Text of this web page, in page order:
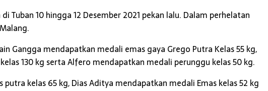
10 hingga 12 Desember 2021 pekan lalu. Dalam perhelatan
Gangga mendapatkan medali emas gaya Grego Putra Kelas 55 kg,
130 kg serta Alfero mendapatkan medali perunggu kelas 50 kg.
kelas 65 kg, Dias Aditya mendapatkan medali Emas kelas 52 kg